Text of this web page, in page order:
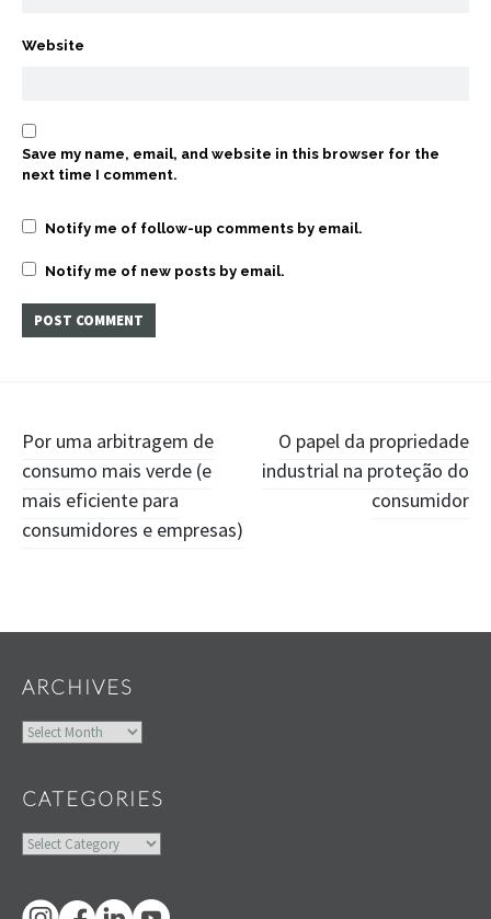
Website
Save my name, email, and website in this browser for the
next time I comment.
Notify me of follow-up comments by email.
Notify me of new posts by email.
Post
navigation
Por uma arbitragem de
consumo mais verde (e
mais eficiente para
consumidores e empresas)
O papel da propriedade
industrial na proteção do
consumidor
ARCHIVES
Archives
CATEGORIES
Categories